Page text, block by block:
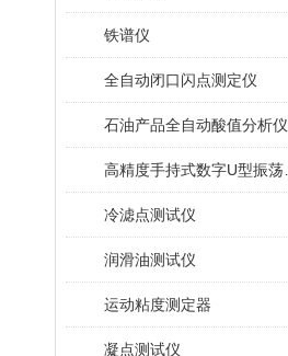
铁谱仪
全自动闭口闪点测定仪
石油产品全自动酸值分析仪
冷滤点测试仪
润滑油测试仪
运动粘度测定器
凝点测试仪